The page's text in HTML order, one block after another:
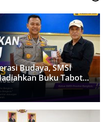
Budaya, SMSI
Buku Tabot
Polda